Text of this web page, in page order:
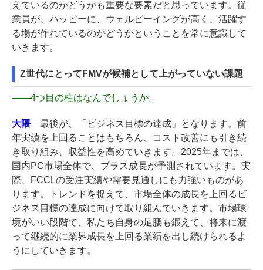
えているのかどうかも重要な要素だと思っています。従
業員が、ハッピーに、ウェルビーイングが高く、活躍す
る場が作れているのかどうかということを常に意識して
いきます。
Z世代にとってFMVが候補として上がっていない課題
――4つ目の柱はなんでしょうか。
大隈 最後が、「ビジネス目標の達成」となります。前
年実績を上回ることはもちろん、コスト改善にも引き続
き取り組み、収益性を高めていきます。2025年までは、
国内PC市場全体で、プラス成長が予測されています。実
際、FCCLの受注実績や需要見通しにも力強いものがあ
ります。トレンドを捉えて、市場全体の成長を上回るビ
ジネス目標の達成に向けて取り組んでいきます。市場環
境がいい段階で、私たち自身の足腰も鍛えて、将来に渡
って継続的に業界成長を上回る業績を出し続けられるよ
うにしていきます。